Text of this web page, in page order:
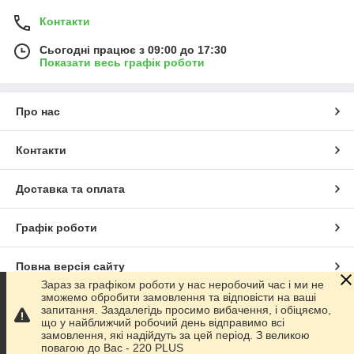
Контакти
Сьогодні працює з 09:00 до 17:30
Показати весь графік роботи
Про нас
Контакти
Доставка та оплата
Графік роботи
Повна версія сайту
Сайт створено на маркетплейсіProm.ua
Політика конфіденційності
Зараз за графіком роботи у нас неробочий час і ми не
зможемо обробити замовлення та відповісти на ваші
запитання. Заздалегідь просимо вибачення, і обіцяємо,
що у найближчий робочий день відправимо всі
замовлення, які надійдуть за цей період. З великою
повагою до Ваc - 220 PLUS